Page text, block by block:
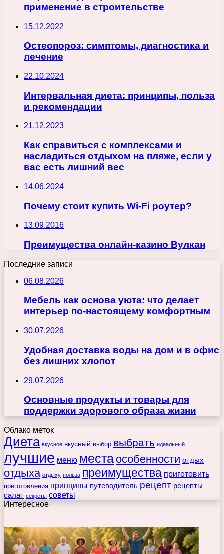
применение в строительстве
15.12.2022
Остеопороз: симптомы, диагностика и
лечение
22.10.2024
Интервальная диета: принципы, польза
и рекомендации
21.12.2023
Как справиться с комплексами и
насладиться отдыхом на пляже, если у
вас есть лишний вес
14.06.2024
Почему стоит купить Wi-Fi роутер?
13.09.2016
Преимущества онлайн-казино Вулкан
Последние записи
06.08.2026
Мебель как основа уюта: что делает
интерьер по-настоящему комфортным
30.07.2026
Удобная доставка воды на дом и в офис
без лишних хлопот
29.07.2026
Основные продукты и товары для
поддержки здорового образа жизни
Облако меток
Диета вкусное вкусный выбор выбрать идеальный
лучшие меню места особенности отдых
отдыха отдыху польза преимущества приготовить
приготовления принципы путеводитель рецепт рецепты
салат секреты советы
Интересное